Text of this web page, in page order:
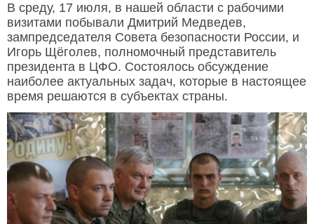
В среду, 17 июля, в нашей области с рабочими
визитами побывали Дмитрий Медведев,
зампредседателя Совета безопасности России, и
Игорь Щёголев, полномочный представитель
президента в ЦФО. Состоялось обсуждение
наиболее актуальных задач, которые в настоящее
время решаются в субъектах страны.